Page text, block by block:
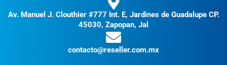
Av. Manuel J. Clouthier #777 Int. E, Jardines de Guadalupe CP.
45030, Zapopan, Jal
contacto@reseller.com.mx